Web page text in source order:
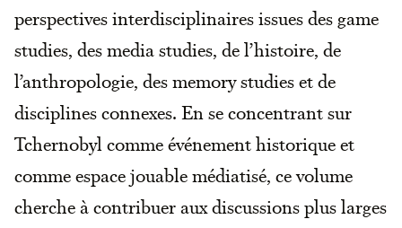
perspectives interdisciplinaires issues des game
studies, des media studies, de l’histoire, de
l’anthropologie, des memory studies et de
disciplines connexes. En se concentrant sur
Tchernobyl comme événement historique et
comme espace jouable médiatisé, ce volume
cherche à contribuer aux discussions plus larges